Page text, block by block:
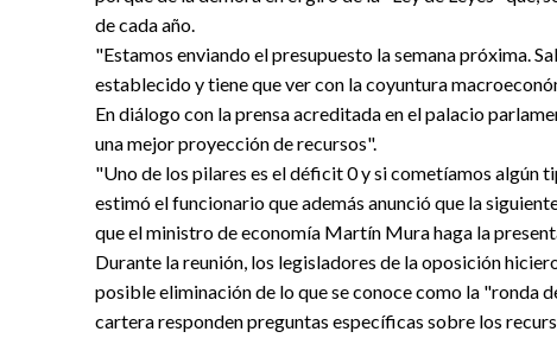
de cada año.
"Estamos enviando el presupuesto la semana próxima.
establecido y tiene que ver con la coyuntura
En diálogo con la prensa acreditada en el palacio
una mejor proyección de recursos".
"Uno de los pilares es el déficit 0 y si cometíamos algún
estimó el funcionario que además anunció que la
que el ministro de economía Martín Mura haga la
Durante la reunión, los legisladores de la oposición
posible eliminación de lo que se conoce como la "ronda
cartera responden preguntas específicas sobre los